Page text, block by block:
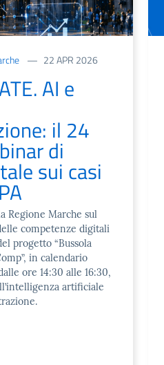
22 APR 2026
AI e
il 24
di
sui casi
Regione Marche sul
competenze digitali
progetto “Bussola
in calendario
ore 14:30 alle 16:30,
artificiale